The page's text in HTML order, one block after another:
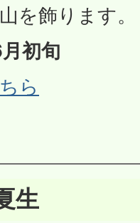
を飾ります。
初旬
ら
生